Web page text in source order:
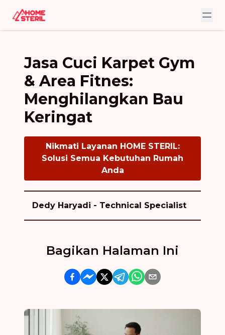
Jasa Cuci Karpet Gym
& Area Fitnes:
Menghilangkan Bau
Keringat
Nikmati Layanan HOME STERIL:
Solusi Semua Kebutuhan Rumah
Anda
Dedy Haryadi - Technical Specialist
Bagikan Halaman Ini